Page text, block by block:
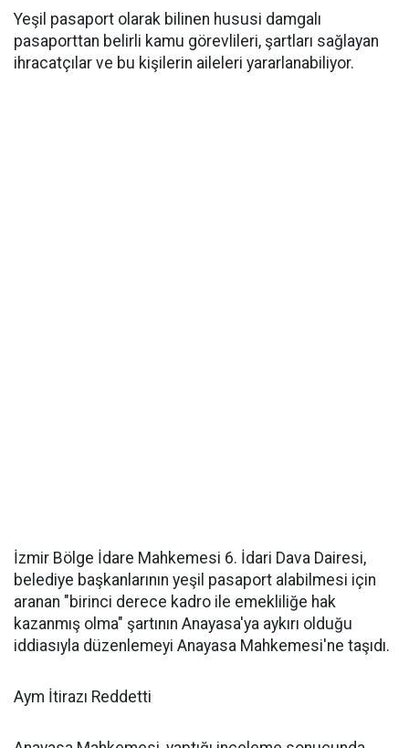
Yeşil pasaport olarak bilinen hususi damgalı
pasaporttan belirli kamu görevlileri, şartları sağlayan
ihracatçılar ve bu kişilerin aileleri yararlanabiliyor.
İzmir Bölge İdare Mahkemesi 6. İdari Dava Dairesi,
belediye başkanlarının yeşil pasaport alabilmesi için
aranan "birinci derece kadro ile emekliliğe hak
kazanmış olma" şartının Anayasa'ya aykırı olduğu
iddiasıyla düzenlemeyi Anayasa Mahkemesi'ne taşıdı.
Aym İtirazı Reddetti